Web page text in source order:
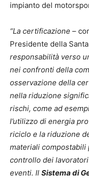
impianto del
“La certificazione –
Presidente della
responsabilità verso
nei confronti della
osservazione della
nella riduzione
rischi, come ad
l’utilizzo di energia
riciclo e la riduzione
materiali compostabili
controllo dei
eventi. Il Sistema di